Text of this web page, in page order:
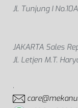
Jl. Tunjung I
JAKARTA Sales
Jl. Letjen M.T.
.